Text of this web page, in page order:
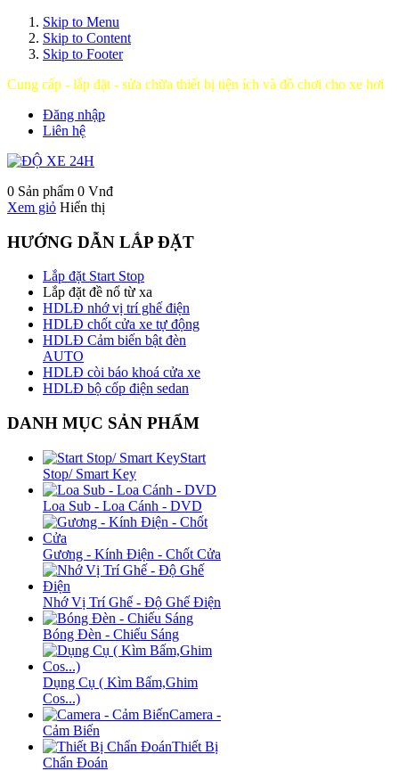
Skip to Menu
Skip to Content
Skip to Footer
Cung cấp - lắp đặt - sửa chữa thiết bị tiện ích và đồ chơi cho xe hơi
Đăng nhập
Liên hệ
0 Sản phẩm 0 Vnđ
Xem giỏ Hiển thị
HƯỚNG DẪN LẮP ĐẶT
Lắp đặt Start Stop
Lắp đặt đề nổ từ xa
HDLĐ nhớ vị trí ghế điện
HDLĐ chốt cửa xe tự động
HDLĐ Cảm biến bật đèn
AUTO
HDLĐ còi báo khoá cửa xe
HDLĐ bộ cốp điện sedan
DANH MỤC SẢN PHẨM
Start
Stop/ Smart Key
Loa Sub - Loa Cánh - DVD
Gương - Kính Điện - Chốt Cửa
Nhớ Vị Trí Ghế - Độ Ghế Điện
Bóng Đèn - Chiếu Sáng
Dụng Cụ ( Kìm Bấm,Ghim
Cos...)
Camera -
Cảm Biến
Thiết Bị
Chẩn Đoán